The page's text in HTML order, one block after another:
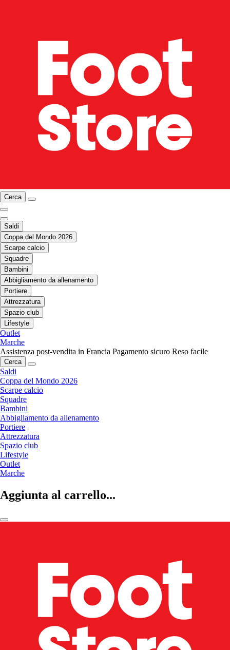
Cerca
Saldi
Coppa del Mondo 2026
Scarpe calcio
Squadre
Bambini
Abbigliamento da allenamento
Portiere
Attrezzatura
Spazio club
Lifestyle
Outlet
Marche
Assistenza post-vendita in Francia Pagamento sicuro Reso facile
Cerca
Saldi
Coppa del Mondo 2026
Scarpe calcio
Squadre
Bambini
Abbigliamento da allenamento
Portiere
Attrezzatura
Spazio club
Lifestyle
Outlet
Marche
Aggiunta al carrello...